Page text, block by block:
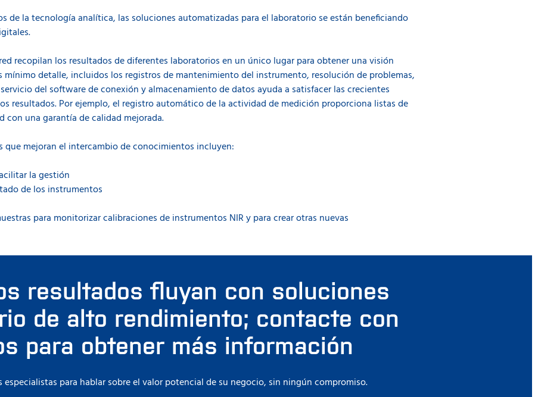
de la tecnología analítica, las soluciones automatizadas para el laboratorio se están beneficiando
recopilan los resultados de diferentes laboratorios en un único lugar para obtener una visión
mínimo detalle, incluidos los registros de mantenimiento del instrumento, resolución de problemas,
del software de conexión y almacenamiento de datos ayuda a satisfacer las crecientes
resultados. Por ejemplo, el registro automático de la actividad de medición proporciona listas de
con una garantía de calidad mejorada.
que mejoran el intercambio de conocimientos incluyen:
la gestión
de los instrumentos
para monitorizar calibraciones de instrumentos NIR y para crear otras nuevas
resultados fluyan con soluciones
de alto rendimiento; contacte con
para obtener más información
para hablar sobre el valor potencial de su negocio, sin ningún compromiso.